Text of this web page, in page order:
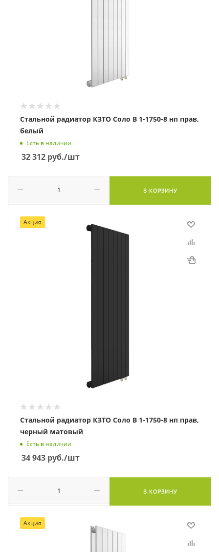
Стальной радиатор КЗТО Соло В 1-1750-8 нп прав,
белый
Есть в наличии
32 312 руб./шт
В КОРЗИНУ
Акция
Стальной радиатор КЗТО Соло В 1-1750-8 нп прав,
черный матовый
Есть в наличии
34 943 руб./шт
В КОРЗИНУ
Акция